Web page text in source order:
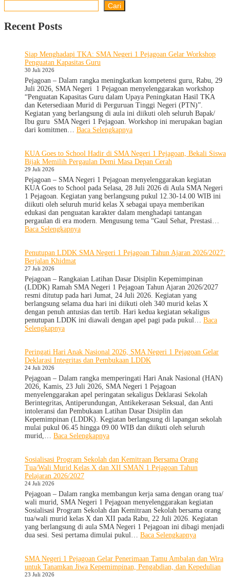
Cari
Recent Posts
Siap Menghadapi TKA: SMA Negeri 1 Pejagoan Gelar Workshop
Penguatan Kapasitas Guru
30 Juli 2026
Pejagoan – Dalam rangka meningkatkan kompetensi guru, Rabu, 29
Juli 2026, SMA Negeri 1 Pejagoan menyelenggarakan workshop
“Penguatan Kapasitas Guru dalam Upaya Peningkatan Hasil TKA
dan Ketersediaan Murid di Perguruan Tinggi Negeri (PTN)”.
Kegiatan yang berlangsung di aula ini diikuti oleh seluruh Bapak/
Ibu guru SMA Negeri 1 Pejagoan. Workshop ini merupakan bagian
dari komitmen… Baca Selengkapnya:
TKA:
SMA
1
Pejagoan
Gelar
Workshop
Penguatan
Kapasitas
KUA Goes to School Hadir di SMA Negeri 1 Pejagoan, Bekali Siswa
Bijak Memilih Pergaulan Demi Masa Depan Cerah
29 Juli 2026
Pejagoan – SMA Negeri 1 Pejagoan menyelenggarakan kegiatan
KUA Goes to School pada Selasa, 28 Juli 2026 di Aula SMA Negeri
1 Pejagoan. Kegiatan yang berlangsung pukul 12.30-14.00 WIB ini
diikuti oleh seluruh murid kelas X sebagai upaya memberikan
edukasi dan penguatan karakter dalam menghadapi tantangan
pergaulan di era modern. Mengusung tema “Gaul Sehat, Prestasi…
Baca Selengkapnya:
to
di
SMA
Negeri
1
Pejagoan,
Bekali
Pergaulan
Demi
Depan
Cerah
Penutupan LDDK SMA Negeri 1 Pejagoan Tahun Ajaran 2026/2027:
Berjalan Khidmat
27 Juli 2026
Pejagoan – Rangkaian Latihan Dasar Disiplin Kepemimpinan
(LDDK) Ramah SMA Negeri 1 Pejagoan Tahun Ajaran 2026/2027
resmi ditutup pada hari Jumat, 24 Juli 2026. Kegiatan yang
berlangsung selama dua hari ini diikuti oleh 340 murid kelas X
dengan penuh antusias dan tertib. Hari kedua kegiatan sekaligus
penutupan LDDK ini diawali dengan apel pagi pada pukul… Baca
Selengkapnya:
SMA
Negeri
Pejagoan
Tahun
Ajaran
2026/2027:
Berjalan
Khidmat
Peringati Hari Anak Nasional 2026, SMA Negeri 1 Pejagoan Gelar
Deklarasi Integritas dan Pembukaan LDDK
24 Juli 2026
Pejagoan – Dalam rangka memperingati Hari Anak Nasional (HAN)
2026, Kamis, 23 Juli 2026, SMA Negeri 1 Pejagoan
menyelenggarakan apel peringatan sekaligus Deklarasi Sekolah
Berintegritas, Antiperundungan, Antikekerasan Seksual, dan Anti
intoleransi dan Pembukaan Latihan Dasar Disiplin dan
Kepemimpinan (LDDK). Kegiatan berlangsung di lapangan sekolah
mulai pukul 06.45 hingga 09.00 WIB dan diikuti oleh seluruh
murid,… Baca Selengkapnya:
Anak
Nasional
Negeri
1
Pejagoan
Gelar
Deklarasi
Integritas
LDDK
Sosialisasi Program Sekolah dan Kemitraan Bersama Orang
Tua/Wali Murid Kelas X dan XII SMAN 1 Pejagoan Tahun
Pelajaran 2026/2027
24 Juli 2026
Pejagoan – Dalam rangka membangun kerja sama dengan orang tua/
wali murid, SMA Negeri 1 Pejagoan menyelenggarakan kegiatan
Sosialisasi Program Sekolah dan Kemitraan Sekolah bersama orang
tua/wali murid kelas X dan XII pada Rabu, 22 Juli 2026. Kegiatan
yang berlangsung di aula SMA Negeri 1 Pejagoan ini dibagi menjadi
dua sesi. Sesi pertama dimulai pukul… Baca Selengkapnya:
Sekolah
dan
SMA Negeri 1 Pejagoan Gelar Penerimaan Tamu Ambalan dan Wira
untuk Tanamkan Jiwa Kepemimpinan, Pengabdian, dan Kepedulian
23 Juli 2026